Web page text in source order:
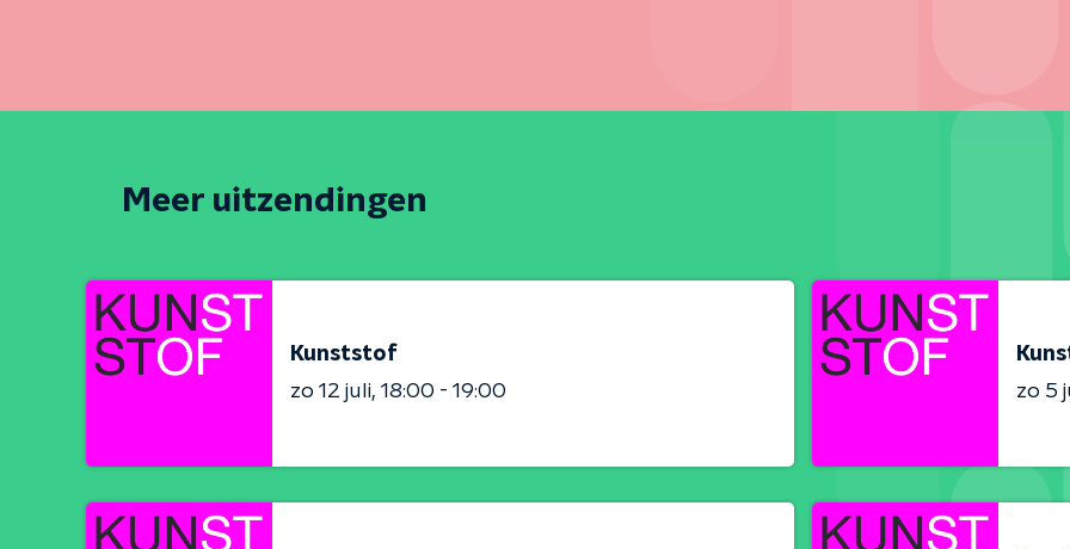
Meer uitzendingen
Kunststof
zo 12 juli 18:00 - 19:00
zo 5